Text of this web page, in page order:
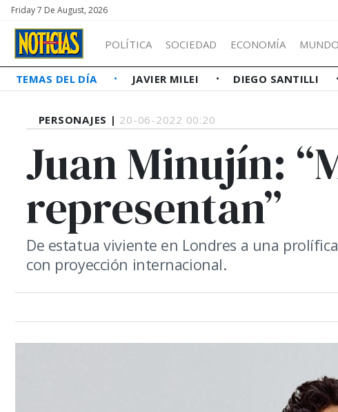
Friday 7 De August, 2026
POLÍTICA SOCIEDAD ECONOMÍA MUNDO
TEMAS DEL DÍA JAVIER MILEI DIEGO SANTILLI
PERSONAJES | 20-06-2022 00:20
Juan Minujín:
representan”
De estatua viviente en Londres a una
con proyección internacional.